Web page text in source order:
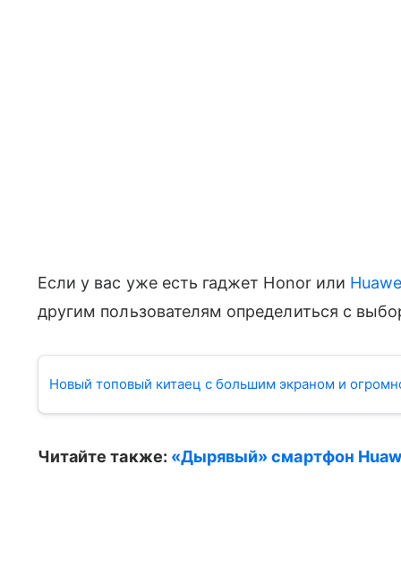
Если у вас уже есть гаджет Honor или
другим пользователям определиться с
Новый топовый китаец с большим экраном и
Читайте также: «Дырявый» смартфон